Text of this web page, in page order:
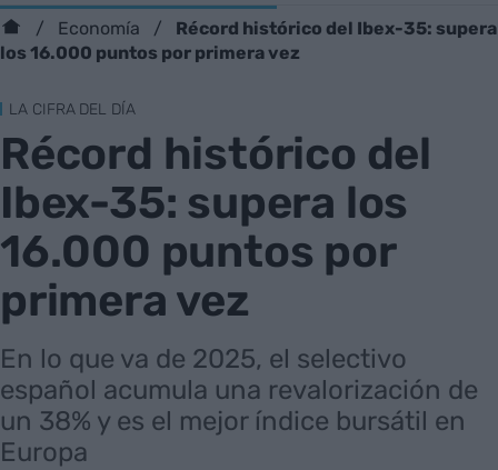
Economía
Récord histórico del Ibex-35: supera
los 16.000 puntos por primera vez
LA CIFRA DEL DÍA
Récord histórico del
Ibex-35: supera los
16.000 puntos por
primera vez
En lo que va de 2025, el selectivo
español acumula una revalorización de
un 38% y es el mejor índice bursátil en
Europa